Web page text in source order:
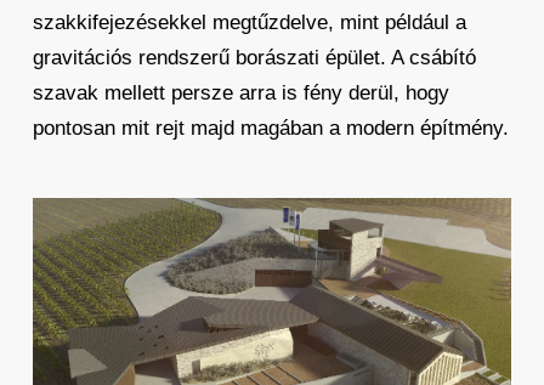
szakkifejezésekkel megtűzdelve, mint például a
gravitációs rendszerű borászati épület. A csábító
szavak mellett persze arra is fény derül, hogy
pontosan mit rejt majd magában a modern építmény.